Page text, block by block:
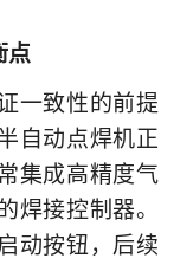
点
一致性的前提
自动点焊机正
集成高精度气
焊接控制器。
动按钮，后续